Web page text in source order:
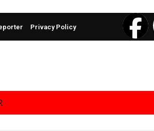
Privacy Policy